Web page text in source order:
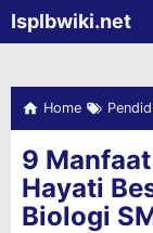
-->Isplbwiki.net
Home
9
Hayati
Biologi